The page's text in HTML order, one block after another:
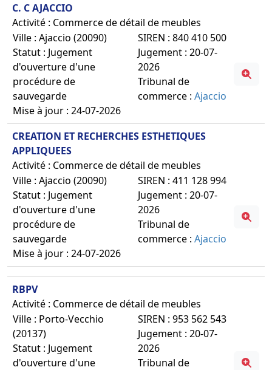
C. C AJACCIO
Activité : Commerce de détail de meubles
Ville : Ajaccio (20090)
Statut : Jugement
d'ouverture d'une
procédure de
sauvegarde
Mise à jour : 24-07-2026
SIREN : 840 410 500
Jugement : 20-07-
2026
Tribunal de
commerce :Ajaccio
CREATION ET RECHERCHES ESTHETIQUES
APPLIQUEES
Activité : Commerce de détail de meubles
Ville : Ajaccio (20090)
Statut : Jugement
d'ouverture d'une
procédure de
sauvegarde
Mise à jour : 24-07-2026
SIREN : 411 128 994
Jugement : 20-07-
2026
Tribunal de
commerce :Ajaccio
RBPV
Activité : Commerce de détail de meubles
Ville : Porto-Vecchio
(20137)
Statut : Jugement
d'ouverture d'une
SIREN : 953 562 543
Jugement : 20-07-
2026
Tribunal de